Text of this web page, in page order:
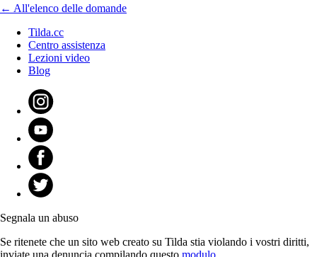
← All'elenco delle domande
Tilda.cc
Centro assistenza
Lezioni video
Blog
Segnala un abuso
Se ritenete che un sito web creato su Tilda stia violando i vostri diritti,